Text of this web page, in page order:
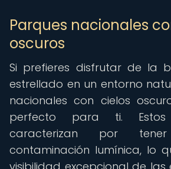
Parques nacionales
oscuros
Si prefieres disfrutar de la
estrellado en un entorno
nacionales con cielos
perfecto para ti.
caracterizan por
contaminación lumínica, lo